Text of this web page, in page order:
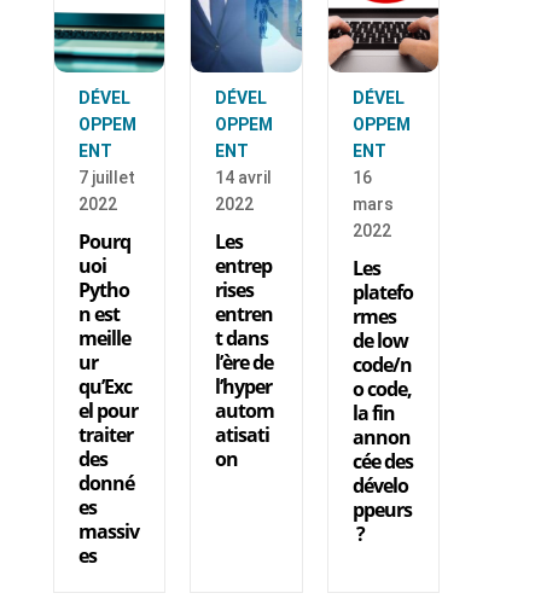
DÉVEL
OPPEM
ENT
7 juillet
2022
Pourq
uoi
Pytho
n est
meille
ur
qu’Exc
el pour
traiter
des
donné
es
massiv
es
DÉVEL
OPPEM
ENT
14 avril
2022
Les
entrep
rises
entren
t dans
l’ère de
l’hyper
autom
atisati
on
DÉVEL
OPPEM
ENT
16
mars
2022
Les
platefo
rmes
de low
code/n
o code,
la fin
annon
cée des
dévelo
ppeurs
?